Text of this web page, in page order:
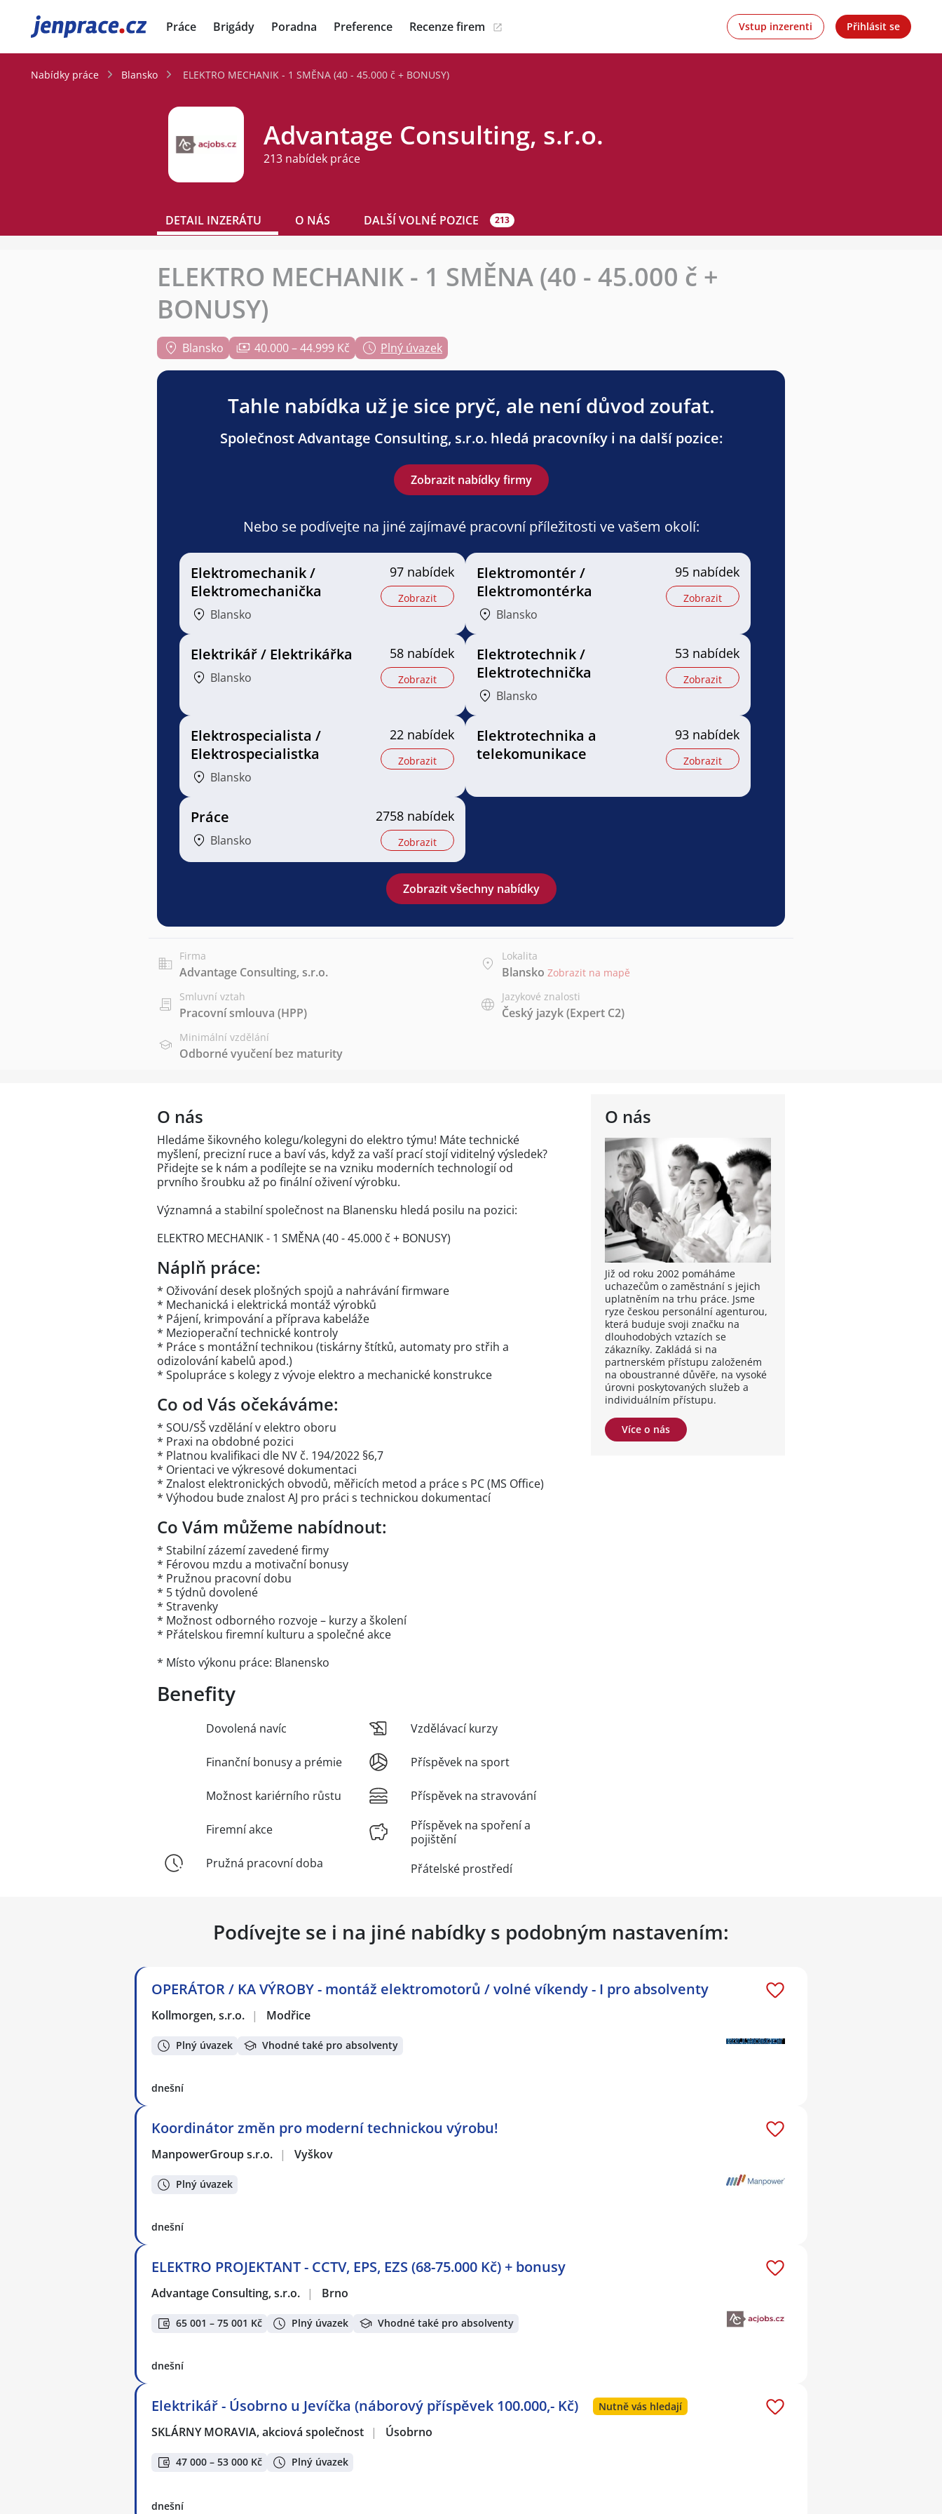
JenPráce.cz Práce Brigády Poradna Preference Recenze firem Vstup inzerenti Přihlásit se
Nabídky práce Blansko ELEKTRO MECHANIK - 1 SMĚNA (40 - 45.000 č + BONUSY)
Advantage Consulting, s.r.o.
213 nabídek práce
DETAIL INZERÁTU O NÁS DALŠÍ VOLNÉ POZICE 213
ELEKTRO MECHANIK - 1 SMĚNA (40 - 45.000 č +
BONUSY)
Blansko 40.000 – 44.999 Kč Plný úvazek
Tahle nabídka už je sice pryč, ale není důvod zoufat.
Společnost Advantage Consulting, s.r.o. hledá pracovníky i na další pozice:
Zobrazit nabídky firmy
Nebo se podívejte na jiné zajímavé pracovní příležitosti ve vašem okolí:
Elektromechanik /
Elektromechanička
Blansko
97 nabídek
Zobrazit
Elektromontér /
Elektromontérka
Blansko
95 nabídek
Zobrazit
Elektrikář / Elektrikářka
Blansko
58 nabídek
Zobrazit
Elektrotechnik /
Elektrotechnička
Blansko
53 nabídek
Zobrazit
Elektrospecialista /
Elektrospecialistka
Blansko
22 nabídek
Zobrazit
Elektrotechnika a
telekomunikace
93 nabídek
Zobrazit
Práce
Blansko
2758 nabídek
Zobrazit
Zobrazit všechny nabídky
Firma
Advantage Consulting, s.r.o.
Lokalita
Blansko Zobrazit na mapě
Smluvní vztah
Pracovní smlouva (HPP)
Jazykové znalosti
Český jazyk(Expert C2)
Minimální vzdělání
Odborné vyučení bez maturity
O nás
Již od roku 2002 pomáháme
uchazečům o zaměstnání s jejich
uplatněním na trhu práce. Jsme
ryze českou personální agenturou,
která buduje svoji značku na
dlouhodobých vztazích se
zákazníky. Zakládá si na
partnerském přístupu založeném
na oboustranné důvěře, na vysoké
úrovni poskytovaných služeb a
individuálním přístupu.
Více o nás
O nás
Hledáme šikovného kolegu/kolegyni do elektro týmu! Máte technické
myšlení, precizní ruce a baví vás, když za vaší prací stojí viditelný výsledek?
Přidejte se k nám a podílejte se na vzniku moderních technologií od
prvního šroubku až po finální oživení výrobku.
Významná a stabilní společnost na Blanensku hledá posilu na pozici:
ELEKTRO MECHANIK - 1 SMĚNA (40 - 45.000 č + BONUSY)
Náplň práce:
* Oživování desek plošných spojů a nahrávání firmware
* Mechanická i elektrická montáž výrobků
* Pájení, krimpování a příprava kabeláže
* Mezioperační technické kontroly
* Práce s montážní technikou (tiskárny štítků, automaty pro střih a
odizolování kabelů apod.)
* Spolupráce s kolegy z vývoje elektro a mechanické konstrukce
Co od Vás očekáváme:
* SOU/SŠ vzdělání v elektro oboru
* Praxi na obdobné pozici
* Platnou kvalifikaci dle NV č. 194/2022 §6,7
* Orientaci ve výkresové dokumentaci
* Znalost elektronických obvodů, měřicích metod a práce s PC (MS Office)
* Výhodou bude znalost AJ pro práci s technickou dokumentací
Co Vám můžeme nabídnout:
* Stabilní zázemí zavedené firmy
* Férovou mzdu a motivační bonusy
* Pružnou pracovní dobu
* 5 týdnů dovolené
* Stravenky
* Možnost odborného rozvoje – kurzy a školení
* Přátelskou firemní kulturu a společné akce
* Místo výkonu práce: Blanensko
Benefity
Dovolená navíc
Finanční bonusy a prémie
Možnost kariérního růstu
Firemní akce
Pružná pracovní doba
Vzdělávací kurzy
Příspěvek na sport
Příspěvek na stravování
Příspěvek na spoření a
pojištění
Přátelské prostředí
Podívejte se i na jiné nabídky s podobným nastavením:
OPERÁTOR / KA VÝROBY - montáž elektromotorů / volné víkendy - I pro absolventy
Kollmorgen, s.r.o. | Modřice
Plný úvazek Vhodné také pro absolventy
dnešní
Koordinátor změn pro moderní technickou výrobu!
ManpowerGroup s.r.o. | Vyškov
Plný úvazek
dnešní
ELEKTRO PROJEKTANT - CCTV, EPS, EZS (68-75.000 Kč) + bonusy
Advantage Consulting, s.r.o. | Brno
65 001 – 75 001 Kč Plný úvazek Vhodné také pro absolventy
dnešní
Elektrikář - Úsobrno u Jevíčka (náborový příspěvek 100.000,- Kč) Nutně vás hledají
SKLÁRNY MORAVIA, akciová společnost | Úsobrno
47 000 – 53 000 Kč Plný úvazek
dnešní